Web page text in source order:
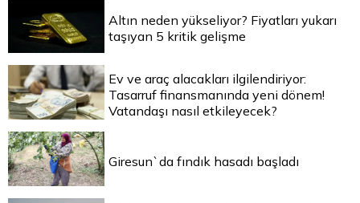
Altın neden yükseliyor? Fiyatları yukarı
taşıyan 5 kritik gelişme
Ev ve araç alacakları ilgilendiriyor:
Tasarruf finansmanında yeni dönem!
Vatandaşı nasıl etkileyecek?
Giresun`da fındık hasadı başladı